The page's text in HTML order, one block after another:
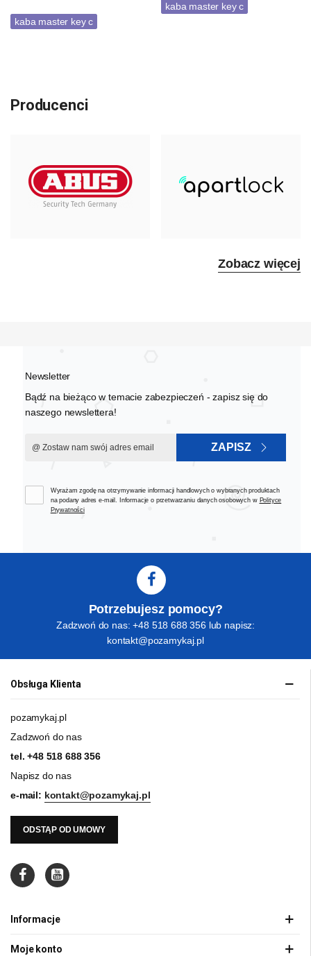
kaba master key c
kaba master key c
Producenci
Zobacz więcej
Newsletter
Bądź na bieżąco w temacie zabezpieczeń - zapisz się do
naszego newslettera!
ZAPISZ
Wyrażam zgodę na otrzymywanie informacji handlowych o wybranych produktach
na podany adres e-mail. Informacje o przetwarzaniu danych osobowych w Polityce
Prywatności
Potrzebujesz pomocy?
Zadzwoń do nas: +48 518 688 356 lub napisz:
kontakt@pozamykaj.pl
Obsługa Klienta
pozamykaj.pl
Zadzwoń do nas
tel.+48 518 688 356
Napisz do nas
e-mail: kontakt@pozamykaj.pl
ODSTĄP OD UMOWY
Informacje
Moje konto